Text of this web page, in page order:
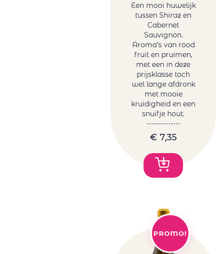
Een mooi huwelijk
tussen Shiraz en
Cabernet
Sauvignon.
Aroma’s van rood
fruit en pruimen,
met een in deze
prijsklasse toch
wel lange afdronk
met mooie
kruidigheid en een
snuifje hout.
€ 7,35
PROMO!